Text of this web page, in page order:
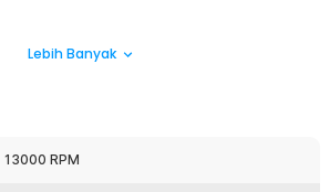
Super Kencang
terasa lebih fokus sehingga efektif
mini cocok digunakan di outdoor,
travelling.
Lebih Banyak
13000 RPM